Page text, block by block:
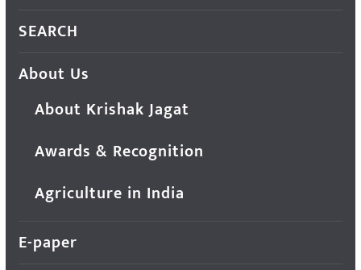
SEARCH
About Us
About Krishak Jagat
Awards & Recognition
Agriculture in India
E-paper